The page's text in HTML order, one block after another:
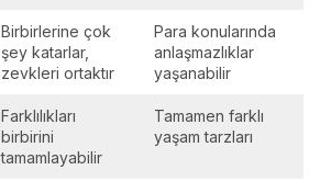
Birbirlerine çok
şey katarlar,
zevkleri ortaktır
Para konularında
anlaşmazlıklar
yaşanabilir
Farklılıkları
birbirini
tamamlayabilir
Tamamen farklı
yaşam tarzları